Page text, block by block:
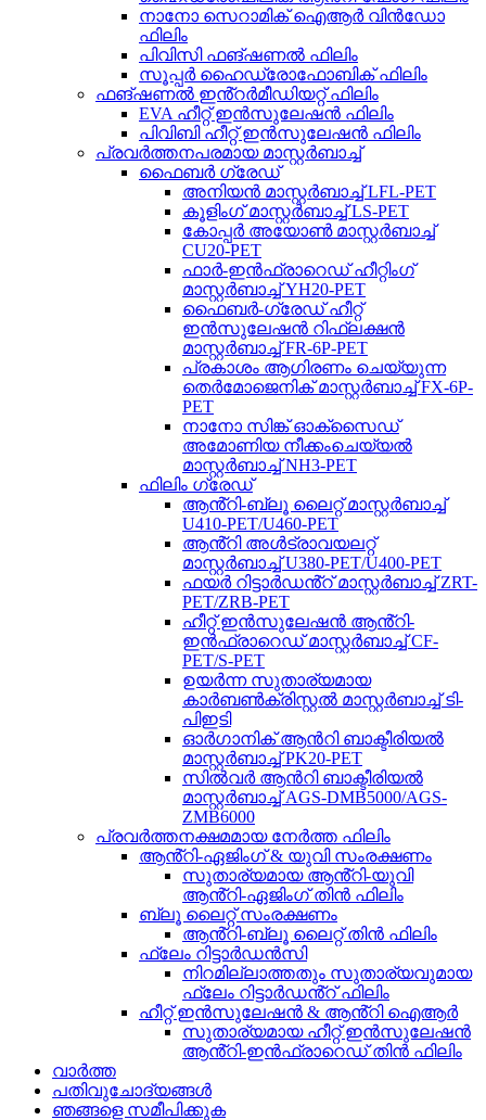
നാനോ സെറാമിക് ഐആർ വിൻഡോ
ഫിലിം
പിവിസി ഫങ്ഷണൽ ഫിലിം
സൂപ്പർ ഹൈഡ്രോഫോബിക് ഫിലിം
ഫങ്ഷണൽ ഇൻ്റർമീഡിയറ്റ് ഫിലിം
EVA ഹീറ്റ് ഇൻസുലേഷൻ ഫിലിം
പിവിബി ഹീറ്റ് ഇൻസുലേഷൻ ഫിലിം
പ്രവർത്തനപരമായ മാസ്റ്റർബാച്ച്
ഫൈബർ ഗ്രേഡ്
അനിയൻ മാസ്റ്റർബാച്ച് LFL-PET
കൂളിംഗ് മാസ്റ്റർബാച്ച് LS-PET
കോപ്പർ അയോൺ മാസ്റ്റർബാച്ച്
CU20-PET
ഫാർ-ഇൻഫ്രാറെഡ് ഹീറ്റിംഗ്
മാസ്റ്റർബാച്ച് YH20-PET
ഫൈബർ-ഗ്രേഡ് ഹീറ്റ്
ഇൻസുലേഷൻ റിഫ്ലക്ഷൻ
മാസ്റ്റർബാച്ച് FR-6P-PET
പ്രകാശം ആഗിരണം ചെയ്യുന്ന
തെർമോജെനിക് മാസ്റ്റർബാച്ച് FX-6P-
PET
നാനോ സിങ്ക് ഓക്സൈഡ്
അമോണിയ നീക്കംചെയ്യൽ
മാസ്റ്റർബാച്ച് NH3-PET
ഫിലിം ഗ്രേഡ്
ആൻ്റി-ബ്ലൂ ലൈറ്റ് മാസ്റ്റർബാച്ച്
U410-PET/U460-PET
ആൻ്റി അൾട്രാവയലറ്റ്
മാസ്റ്റർബാച്ച് U380-PET/U400-PET
ഫയർ റിട്ടാർഡൻ്റ് മാസ്റ്റർബാച്ച് ZRT-
PET/ZRB-PET
ഹീറ്റ് ഇൻസുലേഷൻ ആൻ്റി-
ഇൻഫ്രാറെഡ് മാസ്റ്റർബാച്ച് CF-
PET/S-PET
ഉയർന്ന സുതാര്യമായ
കാർബൺക്രിസ്റ്റൽ മാസ്റ്റർബാച്ച് ടി-
പിഇടി
ഓർഗാനിക് ആൻറി ബാക്ടീരിയൽ
മാസ്റ്റർബാച്ച് PK20-PET
സിൽവർ ആൻറി ബാക്ടീരിയൽ
മാസ്റ്റർബാച്ച് AGS-DMB5000/AGS-
ZMB6000
പ്രവർത്തനക്ഷമമായ നേർത്ത ഫിലിം
ആൻ്റി-ഏജിംഗ് & യുവി സംരക്ഷണം
സുതാര്യമായ ആൻ്റി-യുവി
ആൻ്റി-ഏജിംഗ് തിൻ ഫിലിം
ബ്ലൂ ലൈറ്റ് സംരക്ഷണം
ആൻ്റി-ബ്ലൂ ലൈറ്റ് തിൻ ഫിലിം
ഫ്ലേം റിട്ടാർഡൻസി
നിറമില്ലാത്തതും സുതാര്യവുമായ
ഫ്ലേം റിട്ടാർഡൻ്റ് ഫിലിം
ഹീറ്റ് ഇൻസുലേഷൻ & ആൻ്റി ഐആർ
സുതാര്യമായ ഹീറ്റ് ഇൻസുലേഷൻ
ആൻ്റി-ഇൻഫ്രാറെഡ് തിൻ ഫിലിം
വാർത്ത
പതിവുചോദ്യങ്ങൾ
ഞങ്ങളെ സമീപിക്കുക